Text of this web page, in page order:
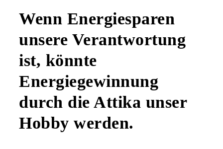
Wenn Energiesparen
unsere Verantwortung
ist, könnte
Energiegewinnung
durch die Attika unser
Hobby werden.